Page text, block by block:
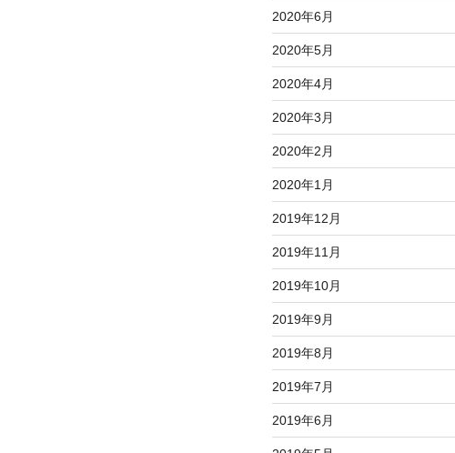
2020年6月
2020年5月
2020年4月
2020年3月
2020年2月
2020年1月
2019年12月
2019年11月
2019年10月
2019年9月
2019年8月
2019年7月
2019年6月